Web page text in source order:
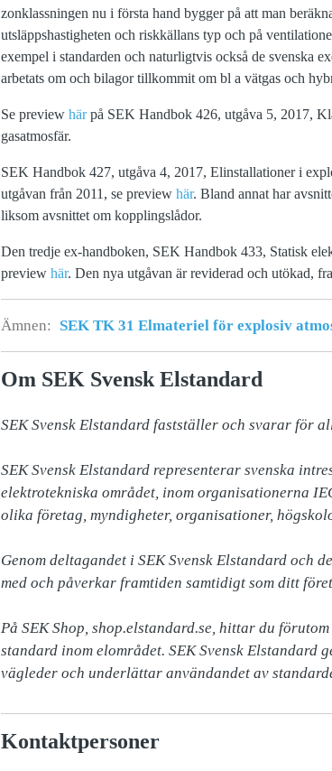
zonklassningen nu i första hand bygger på att man
utsläppshastigheten och riskkällans typ och på
exempel i standarden och naturligtvis också de svenska
arbetats om och bilagor tillkommit om bl a vätgas och
Se preview härpå SEK Handbok 426, utgåva 5, 2017,
gasatmosfär.
SEK Handbok 427, utgåva 4, 2017, Elinstallationer i
utgåvan från 2011, se preview här. Bland annat har
liksom avsnittet om kopplingslådor.
Den tredje ex-handboken, SEK Handbok 433, Statisk
preview här. Den nya utgåvan är reviderad och utökad,
Ämnen: SEK TK 31 Elmateriel för explosiv
Om SEK Svensk Elstandard
SEK Svensk Elstandard fastställer och svarar för
SEK Svensk Elstandard representerar svenska
elektrotekniska området, inom organisationerna
olika företag, myndigheter, organisationer,
Genom deltagandet i SEK Svensk Elstandard
med och påverkar framtiden samtidigt som ditt
På SEK Shop, shop.elstandard.se, hittar du
standard inom elområdet. SEK Svensk Elstandard
vägleder och underlättar användandet av
Kontaktpersoner